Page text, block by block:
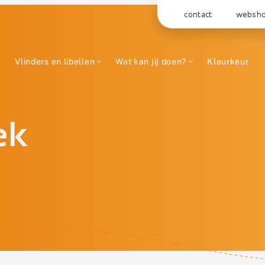
contact
Vlinders en libellen Wat kan jij doen? Kleurkeur